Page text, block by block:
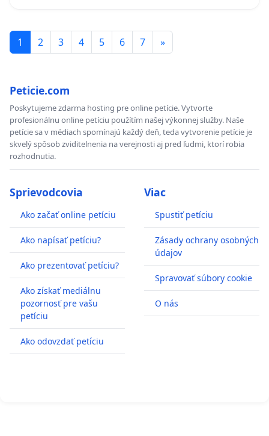
1 2 3 4 5 6 7 »
Peticie.com
Poskytujeme zdarma hosting pre online petície. Vytvorte
profesionálnu online petíciu použítím našej výkonnej služby. Naše
petície sa v médiach spomínajú každý deň, teda vytvorenie petície je
skvelý spôsob zviditelnenia na verejnosti aj pred ľudmi, ktorí robia
rozhodnutia.
Sprievodcovia
Ako začať online petíciu
Ako napísať petíciu?
Ako prezentovať petíciu?
Ako získať mediálnu
pozornosť pre vašu
petíciu
Ako odovzdať petíciu
Viac
Spustiť petíciu
Zásady ochrany osobných
údajov
Spravovať súbory cookie
O nás